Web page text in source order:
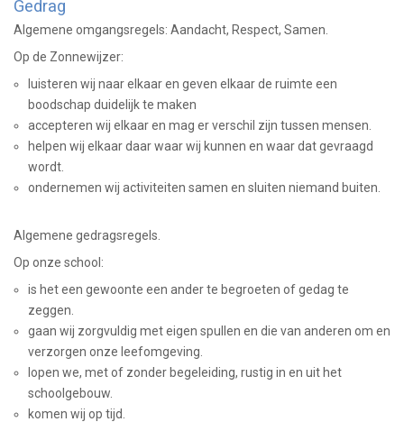
Gedrag
Algemene omgangsregels: Aandacht, Respect, Samen.
Op de Zonnewijzer:
luisteren wij naar elkaar en geven elkaar de ruimte een
boodschap duidelijk te maken
accepteren wij elkaar en mag er verschil zijn tussen mensen.
helpen wij elkaar daar waar wij kunnen en waar dat gevraagd
wordt.
ondernemen wij activiteiten samen en sluiten niemand buiten.
Algemene gedragsregels.
Op onze school:
is het een gewoonte een ander te begroeten of gedag te
zeggen.
gaan wij zorgvuldig met eigen spullen en die van anderen om en
verzorgen onze leefomgeving.
lopen we, met of zonder begeleiding, rustig in en uit het
schoolgebouw.
komen wij op tijd.